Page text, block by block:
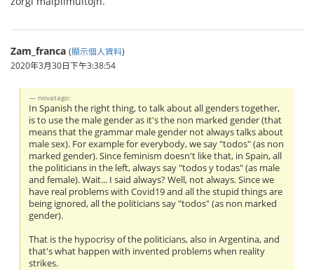
Zam_franca (顯示個人資料)
2020年3月30日下午3:38:54
novatago:
In Spanish the right thing, to talk about all genders together,
is to use the male gender as it's the non marked gender (that
means that the grammar male gender not always talks about
male sex). For example for everybody, we say "todos" (as non
marked gender). Since feminism doesn't like that, in Spain, all
the politicians in the left, always say "todos y todas" (as male
and female). Wait... I said always? Well, not always. Since we
have real problems with Covid19 and all the stupid things are
being ignored, all the politicians say "todos" (as non marked
gender).
That is the hypocrisy of the politicians, also in Argentina, and
that's what happen with invented problems when reality
strikes.